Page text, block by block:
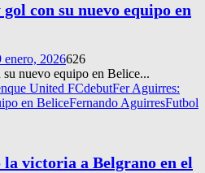
con su nuevo equipo en
enero, 2026626
nuevo equipo en Belice...
United FCdebutFer Aguirres:
en BeliceFernando AguirresFutbol
victoria a Belgrano en el